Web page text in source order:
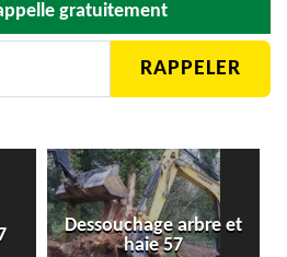
gratuitement
Dessouchage arbre et
haie 57